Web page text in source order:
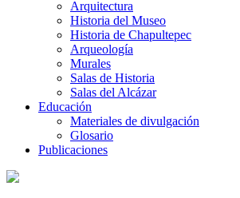
Arquitectura
Historia del Museo
Historia de Chapultepec
Arqueología
Murales
Salas de Historia
Salas del Alcázar
Educación
Materiales de divulgación
Glosario
Publicaciones